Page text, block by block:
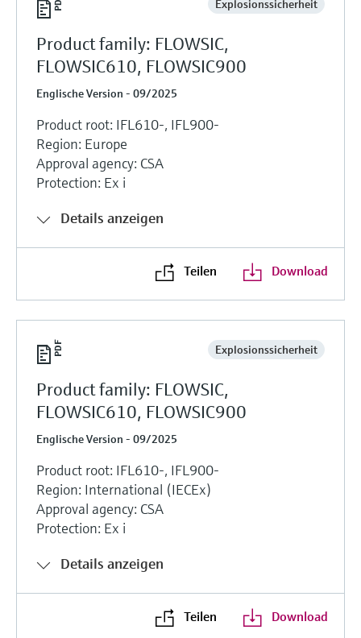
Explosionssicherheit
Product family: FLOWSIC,
FLOWSIC610, FLOWSIC900
Englische Version - 09/2025
Product root: IFL610-, IFL900-
Region: Europe
Approval agency: CSA
Protection: Ex i
Details anzeigen
Teilen Download
Explosionssicherheit
Product family: FLOWSIC,
FLOWSIC610, FLOWSIC900
Englische Version - 09/2025
Product root: IFL610-, IFL900-
Region: International (IECEx)
Approval agency: CSA
Protection: Ex i
Details anzeigen
Teilen Download